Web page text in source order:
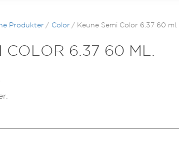
Produkter / Color / Keune Semi Color 6.37 60 ml.
COLOR 6.37 60 ML.